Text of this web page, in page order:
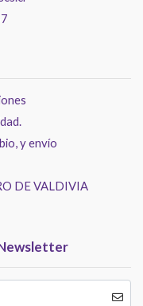
y envío
DE VALDIVIA